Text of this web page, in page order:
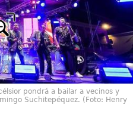
pondrá a bailar a vecinos y
Suchitepéquez. (Foto: Henry